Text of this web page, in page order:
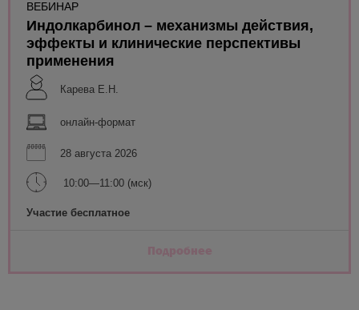
ВЕБИНАР
Индолкарбинол – механизмы действия,
эффекты и клинические перспективы
применения
Карева Е.Н.
онлайн-формат
28 августа 2026
10:00—11:00 (мск)
Участие бесплатное
Подробнее